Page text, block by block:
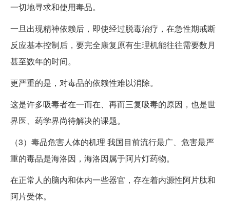
一切地寻求和使用毒品。
一旦出现精神依赖后，即使经过脱毒治疗，在急性期戒断
反应基本控制后，要完全康复原有生理机能往往需要数月
甚至数年的时间。
更严重的是，对毒品的依赖性难以消除。
这是许多吸毒者在一而在、再而三复吸毒的原因，也是世
界医、药学界尚待解决的课题。
（3）毒品危害人体的机理 我国目前流行最广、危害最严
重的毒品是海洛因，海洛因属于阿片灯药物。
在正常人的脑内和体内一些器官，存在着内源性阿片肽和
阿片受体。